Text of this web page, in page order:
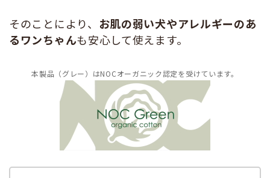
そのことにより、 お肌の弱い犬やアレルギーのあ
るワンちゃんも安心して使えます。
本製品（グレー）はNOCオーガニック認定を受けています。